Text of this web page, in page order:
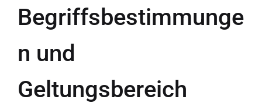
Begriffsbestimmunge
n und
Geltungsbereich